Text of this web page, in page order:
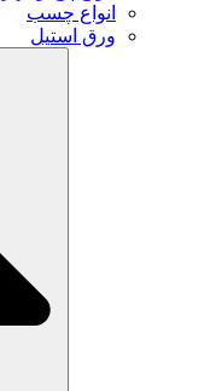
انواع چسب
ورق استیل